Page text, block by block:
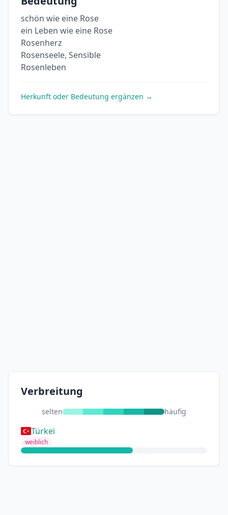
schön wie eine Rose
ein Leben wie eine Rose
Rosenherz
Rosenseele, Sensible
Rosenleben
Herkunft oder Bedeutung ergänzen →
Verbreitung
selten häufig
Türkei
weiblich